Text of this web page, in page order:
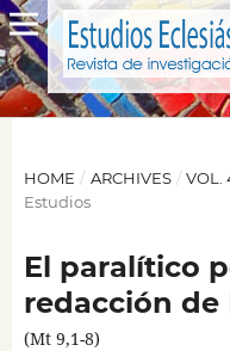
HOME / ARCHIVES / VOL.
Estudios
El paralítico
redacción de
(Mt 9,1-8)